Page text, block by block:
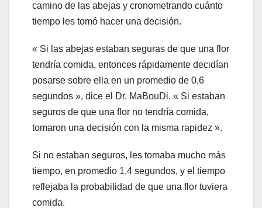
camino de las abejas y cronometrando cuánto
tiempo les tomó hacer una decisión.
« Si las abejas estaban seguras de que una flor
tendría comida, entonces rápidamente decidían
posarse sobre ella en un promedio de 0,6
segundos », dice el Dr. MaBouDi. « Si estaban
seguros de que una flor no tendría comida,
tomaron una decisión con la misma rapidez ».
Si no estaban seguros, les tomaba mucho más
tiempo, en promedio 1,4 segundos, y el tiempo
reflejaba la probabilidad de que una flor tuviera
comida.